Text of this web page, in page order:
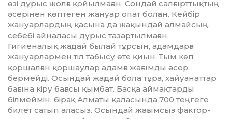
өзі дұрыс жолға қойылмаған. Сондай салғырттық­тың
әсерінен көптеген жануар опат бол­ған. Кейбір
жануарлардың қасына да жақындай алмайсың,
себебі айналасы дұрыс тазартылма­ған.
Гигиеналық жағдай былай тұрсын, адамдарға
жануарлармен тіл табысу өте қиын. Тым көп
қоршалған қоршаулар адамға жағымды әсер
бермейді. Осындай жағдай бола тұра, хайуанаттар
бағына кіру бағасы қымбат. Басқа аймақтарды
білмеймін, бірақ Алматы қаласында 700 теңгеге
билет са­тып аласыз. Осындай жағымсыз фактор­